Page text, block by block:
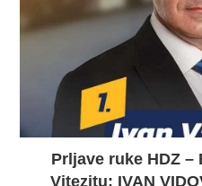
Prljave ruke HDZ
Vitezitu: IVAN